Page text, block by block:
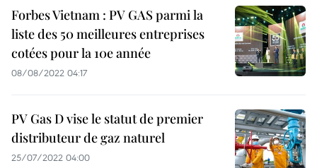
Forbes Vietnam : PV GAS parmi la
liste des 50 meilleures entreprises
cotées pour la 10e année
08/08/2022 04:17
PV Gas D vise le statut de premier
distributeur de gaz naturel
25/07/2022 04:00